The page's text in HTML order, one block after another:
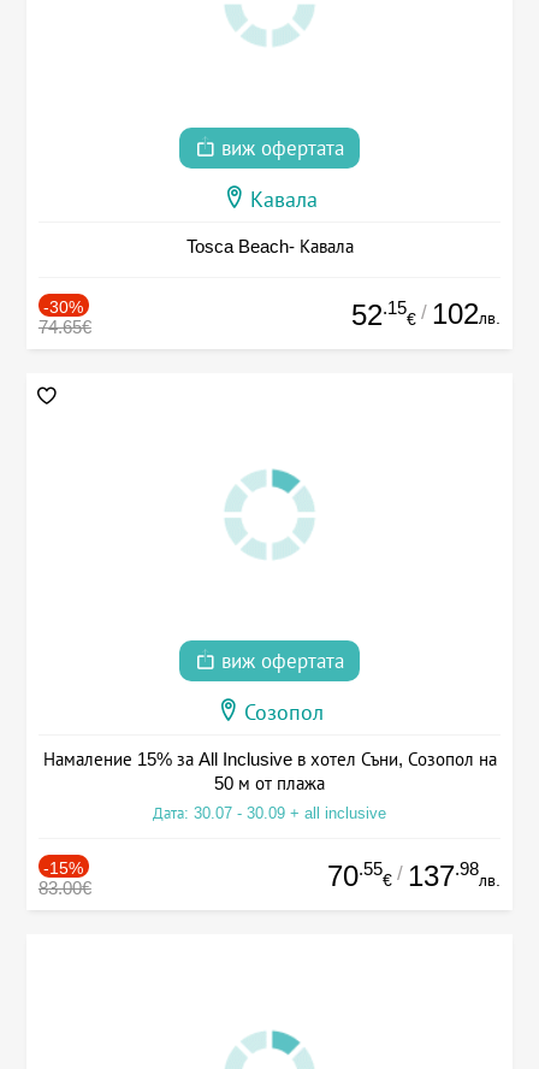
виж офертата
Кавала
Tosca Beach- Кавала
-30%
74.65€ 52.15
€ / 102лв.
виж офертата
Созопол
Намаление 15% за All Inclusive в хотел Съни, Созопол на
50 м от плажа
Дата: 30.07 - 30.09 + all inclusive
-15%
83.00€ 70.55
€ / 137.98
лв.